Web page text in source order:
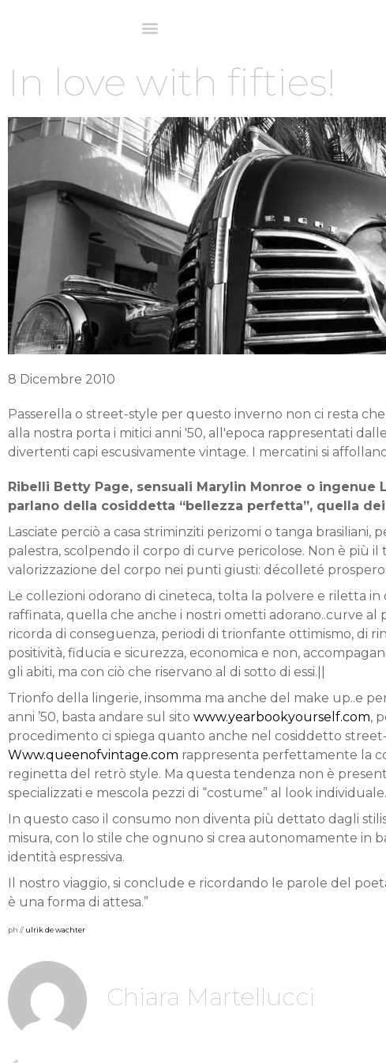
In love with fifties!
8 Dicembre 2010
Passerella o street-style per questo inverno non ci resta
alla nostra porta i mitici anni '50, all'epoca rappresentati
divertenti capi escusivamente vintage. I mercatini si
Ribelli Betty Page, sensuali Marylin Monroe o
parlano della cosiddetta “bellezza perfetta”, quella
Lasciate perciò a casa striminziti perizomi o tanga
palestra, scolpendo il corpo di curve pericolose. Non è più il
valorizzazione del corpo nei punti giusti: décolleté
Le collezioni odorano di cineteca, tolta la polvere e riletta
raffinata, quella che anche i nostri ometti adorano..curve
ricorda di conseguenza, periodi di trionfante ottimismo, di
positività, fiducia e sicurezza, economica e non,
gli abiti, ma con ciò che riservano al di sotto di essi.||
Trionfo della lingerie, insomma ma anche del make up..e
anni ’50, basta andare sul sito www.yearbookyourself.com,
procedimento ci spiega quanto anche nel cosiddetto
Www.queenofvintage.com rappresenta perfettamente la
reginetta del retrò style. Ma questa tendenza non è
specializzati e mescola pezzi di “costume” al look individuale.
In questo caso il consumo non diventa più dettato dagli
misura, con lo stile che ognuno si crea autonomamente in
identità espressiva.
Il nostro viaggio, si conclude e ricordando le parole del
è una forma di attesa.”
ph //ulrik de wachter
Chiara Martellucci